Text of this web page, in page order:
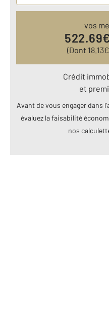
vos
522.69
(Dont 18.13
Crédit
et
Avant de vous engager dans
évaluez la faisabilité
nos